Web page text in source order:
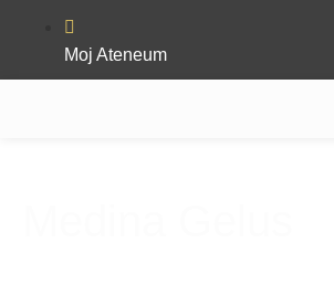
Moj Ateneum